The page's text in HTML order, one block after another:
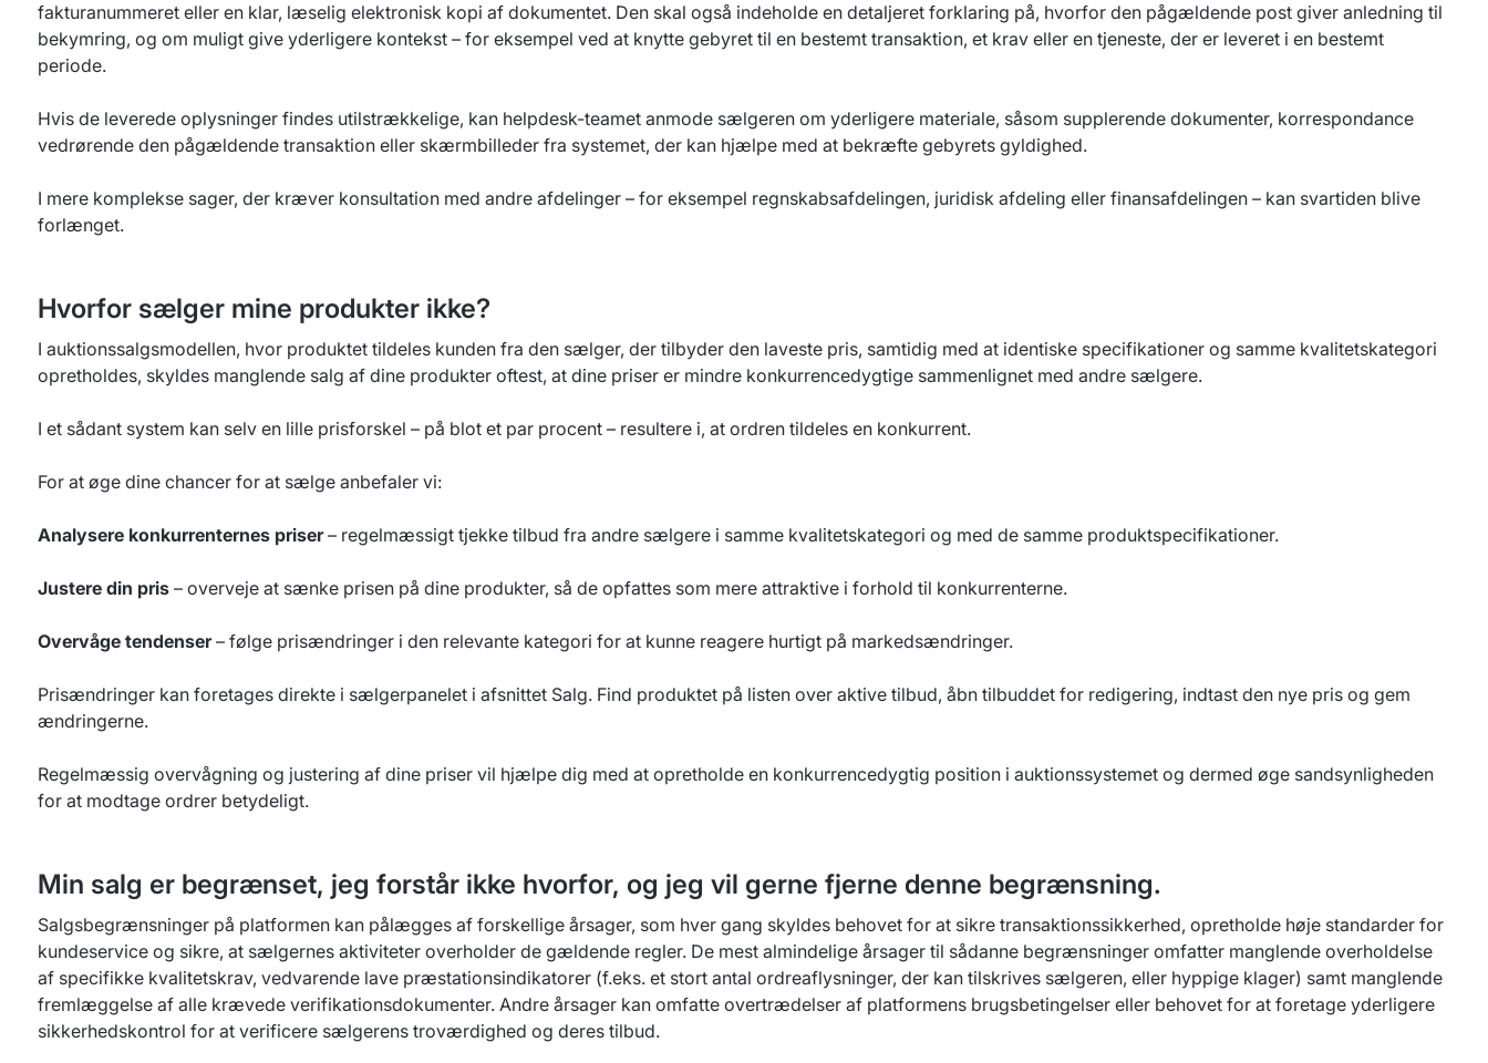
fakturanummeret eller en klar, læselig elektronisk kopi af dokumentet. Den skal også indeholde en detaljeret forklaring på, hvorfor den pågældende post giver anledning til
bekymring, og om muligt give yderligere kontekst – for eksempel ved at knytte gebyret til en bestemt transaktion, et krav eller en tjeneste, der er leveret i en bestemt
periode.
Hvis de leverede oplysninger findes utilstrækkelige, kan helpdesk-teamet anmode sælgeren om yderligere materiale, såsom supplerende dokumenter, korrespondance
vedrørende den pågældende transaktion eller skærmbilleder fra systemet, der kan hjælpe med at bekræfte gebyrets gyldighed.
I mere komplekse sager, der kræver konsultation med andre afdelinger – for eksempel regnskabsafdelingen, juridisk afdeling eller finansafdelingen – kan svartiden blive
forlænget.
Hvorfor sælger mine produkter ikke?
I auktionssalgsmodellen, hvor produktet tildeles kunden fra den sælger, der tilbyder den laveste pris, samtidig med at identiske specifikationer og samme kvalitetskategori
opretholdes, skyldes manglende salg af dine produkter oftest, at dine priser er mindre konkurrencedygtige sammenlignet med andre sælgere.
I et sådant system kan selv en lille prisforskel – på blot et par procent – resultere i, at ordren tildeles en konkurrent.
For at øge dine chancer for at sælge anbefaler vi:
Analysere konkurrenternes priser– regelmæssigt tjekke tilbud fra andre sælgere i samme kvalitetskategori og med de samme produktspecifikationer.
Justere din pris – overveje at sænke prisen på dine produkter, så de opfattes som mere attraktive i forhold til konkurrenterne.
Overvåge tendenser– følge prisændringer i den relevante kategori for at kunne reagere hurtigt på markedsændringer.
Prisændringer kan foretages direkte i sælgerpanelet i afsnittet Salg. Find produktet på listen over aktive tilbud, åbn tilbuddet for redigering, indtast den nye pris og gem
ændringerne.
Regelmæssig overvågning og justering af dine priser vil hjælpe dig med at opretholde en konkurrencedygtig position i auktionssystemet og dermed øge sandsynligheden
for at modtage ordrer betydeligt.
Min salg er begrænset, jeg forstår ikke hvorfor, og jeg vil gerne fjerne denne begrænsning.
Salgsbegrænsninger på platformen kan pålægges af forskellige årsager, som hver gang skyldes behovet for at sikre transaktionssikkerhed, opretholde høje standarder for
kundeservice og sikre, at sælgernes aktiviteter overholder de gældende regler. De mest almindelige årsager til sådanne begrænsninger omfatter manglende overholdelse
af specifikke kvalitetskrav, vedvarende lave præstationsindikatorer (f.eks. et stort antal ordreaflysninger, der kan tilskrives sælgeren, eller hyppige klager) samt manglende
fremlæggelse af alle krævede verifikationsdokumenter. Andre årsager kan omfatte overtrædelser af platformens brugsbetingelser eller behovet for at foretage yderligere
sikkerhedskontrol for at verificere sælgerens troværdighed og deres tilbud.